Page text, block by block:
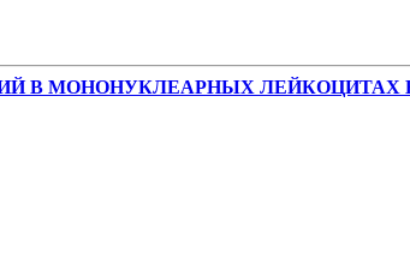
В МОНОНУКЛЕАРНЫХ